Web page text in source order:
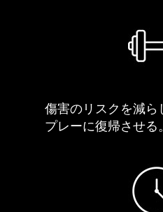
傷害のリスクを減ら
プレーに復帰させる